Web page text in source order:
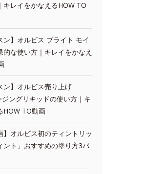
キレイをかなえるHOW TO
ン】オルビス ブライト モイ
的な使い方｜キレイをかなえ
ン】オルビス売り上げ
ングリキッドの使い方｜キ
HOW TO動画
】オルビス初のティントリッ
ント」おすすめの塗り方3パ